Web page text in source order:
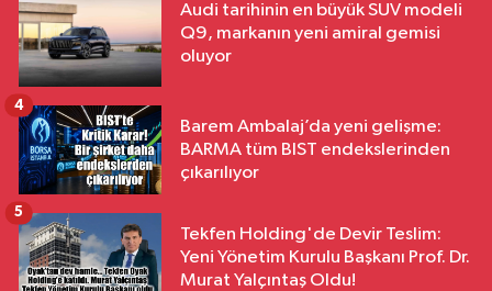
Audi tarihinin en büyük SUV modeli
Q9, markanın yeni amiral gemisi
oluyor
Barem Ambalaj’da yeni gelişme:
BARMA tüm BIST endekslerinden
çıkarılıyor
4
Tekfen Holding'de Devir Teslim:
Yeni Yönetim Kurulu Başkanı Prof. Dr.
Murat Yalçıntaş Oldu!
5